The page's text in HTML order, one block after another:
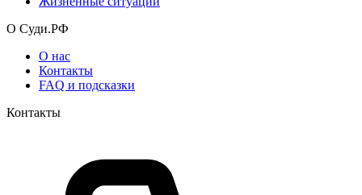
О Суди.РФ
О нас
Контакты
FAQ и подсказки
Контакты